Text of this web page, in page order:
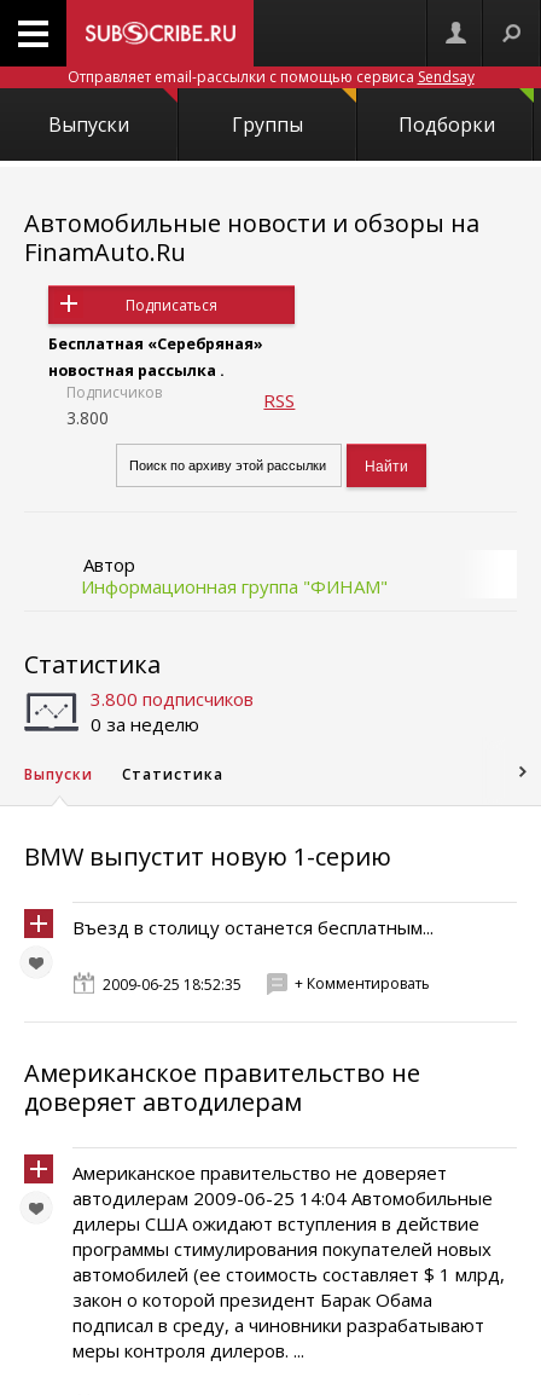
Отправляет email-рассылки с помощью сервиса Sendsay
Выпуски Группы Подборки
Автомобильные новости и обзоры на
FinamAuto.Ru
Подписаться
Бесплатная «Серебряная»
новостная рассылка .
Подписчиков
3.800
RSS
Автор
Информационная группа "ФИНАМ"
Статистика
3.800 подписчиков
0 за неделю
Выпуски Статистика
BMW выпустит новую 1-серию
Въезд в столицу останется бесплатным...
2009-06-25 18:52:35 + Комментировать
Американское правительство не
доверяет автодилерам
Американское правительство не доверяет
автодилерам 2009-06-25 14:04 Автомобильные
дилеры США ожидают вступления в действие
программы стимулирования покупателей новых
автомобилей (ее стоимость составляет $ 1 млрд,
закон о которой президент Барак Обама
подписал в среду, а чиновники разрабатывают
меры контроля дилеров. ...